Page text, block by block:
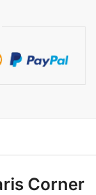
Corner